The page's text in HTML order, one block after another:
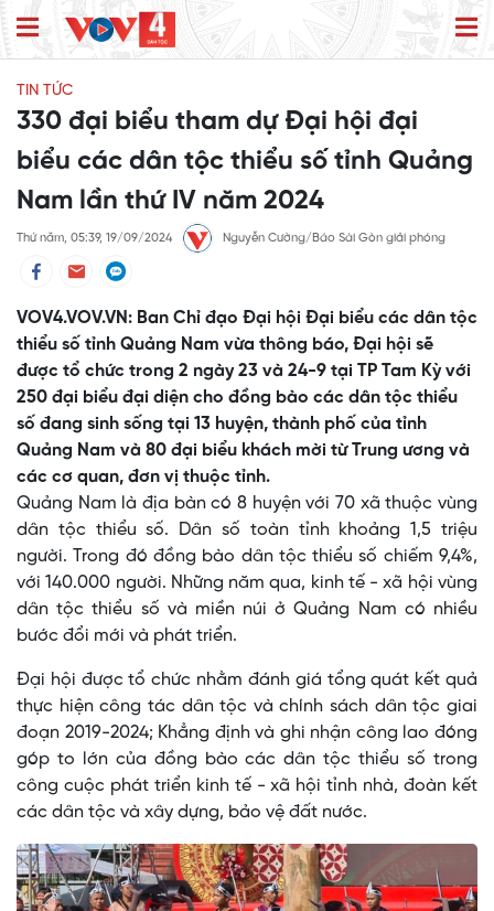
TIN TỨC
330 đại biểu tham dự Đại hội đại
biểu các dân tộc thiểu số tỉnh Quảng
Nam lần thứ IV năm 2024
Thứ năm, 05:39, 19/09/2024 Nguyễn Cường/Báo Sài Gòn giải phóng
VOV4.VOV.VN: Ban Chỉ đạo Đại hội Đại biểu các dân tộc
thiểu số tỉnh Quảng Nam vừa thông báo, Đại hội sẽ
được tổ chức trong 2 ngày 23 và 24-9 tại TP Tam Kỳ với
250 đại biểu đại diện cho đồng bào các dân tộc thiểu
số đang sinh sống tại 13 huyện, thành phố của tỉnh
Quảng Nam và 80 đại biểu khách mời từ Trung ương và
các cơ quan, đơn vị thuộc tỉnh.
Quảng Nam là địa bàn có 8 huyện với 70 xã thuộc vùng
dân tộc thiểu số. Dân số toàn tỉnh khoảng 1,5 triệu
người. Trong đó đồng bào dân tộc thiểu số chiếm 9,4%,
với 140.000 người. Những năm qua, kinh tế - xã hội vùng
dân tộc thiểu số và miền núi ở Quảng Nam có nhiều
bước đổi mới và phát triển.
Đại hội được tổ chức nhằm đánh giá tổng quát kết quả
thực hiện công tác dân tộc và chính sách dân tộc giai
đoạn 2019-2024; Khẳng định và ghi nhận công lao đóng
góp to lớn của đồng bào các dân tộc thiểu số trong
công cuộc phát triển kinh tế - xã hội tỉnh nhà, đoàn kết
các dân tộc và xây dựng, bảo vệ đất nước.